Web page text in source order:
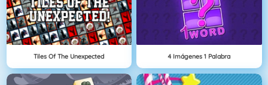
Tiles Of The Unexpected 4 Imágenes 1 Palabra